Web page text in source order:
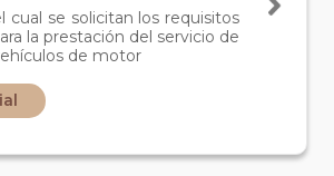
cual se solicitan los requisitos
la prestación del servicio de
de motor